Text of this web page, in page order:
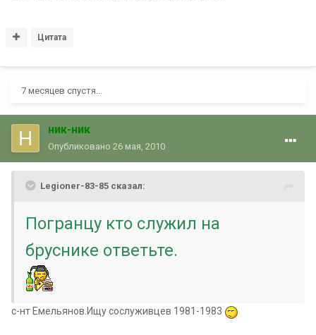
Цитата
7 месяцев спустя...
ник-ник
Опубликовано 26 мая, 2010
Legioner-83-85 сказал:
Погранцу кто служил на
бруснике ответьте.
с-нт Емельянов.Ищу сослуживцев 1981-1983